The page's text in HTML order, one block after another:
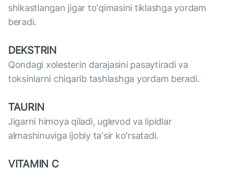
shikastlangan jigar to'qimasini tiklashga yordam
beradi.
DEKSTRIN
Qondagi xolesterin darajasini pasaytiradi va
toksinlarni chiqarib tashlashga yordam beradi.
TAURIN
Jigarni himoya qiladi, uglevod va lipidlar
almashinuviga ijobiy ta'sir ko'rsatadi.
VITAMIN C